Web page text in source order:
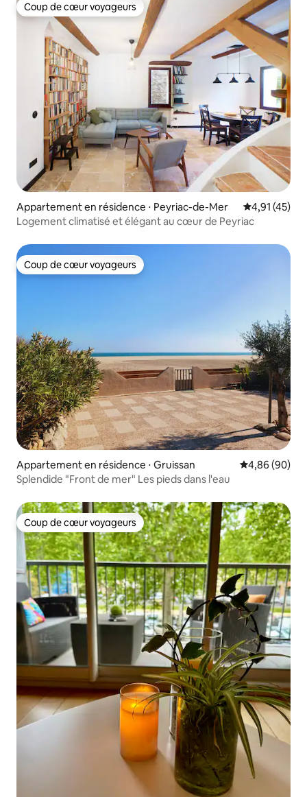
Coup de cœur voyageurs
Coup de cœur voyageurs
Appartement en résidence ⋅ Peyriac-de-Mer Évaluation
4,91 (45)
Logement climatisé et élégant au cœur de Peyriac
Coup de cœur voyageurs
Coup de cœur voyageurs
Appartement en résidence ⋅ Gruissan Évaluation
4,86 (90)
Splendide "Front de mer" Les pieds dans l'eau
Coup de cœur voyageurs
Coup de cœur voyageurs